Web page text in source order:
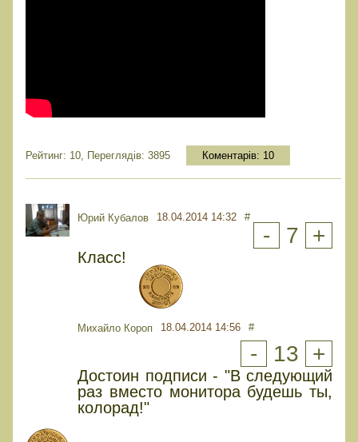
Рейтинг: 10, Переглядів: 3895 Коментарів: 10
Юрий Кубалов 18.04.2014 14:32 #
- 7 +
Класс!
Михайло Короп 18.04.2014 14:56 #
- 13 +
Достоин подписи - "В следующий
раз вместо монитора будешь ты,
колорад!"